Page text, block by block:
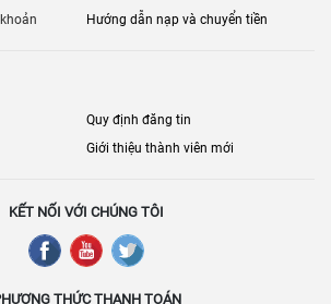
Hướng dẫn nạp và chuyển tiền
Quy định đăng tin
Giới thiệu thành viên mới
KẾT NỐI VỚI CHÚNG TÔI
THỨC THANH TOÁN